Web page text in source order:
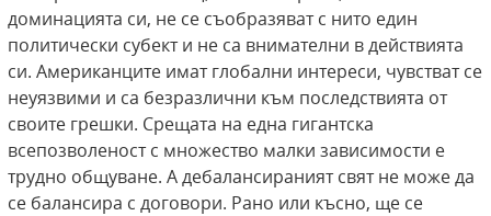
доминацията си, не се съобразяват с нито един
политически субект и не са внимателни в действията
си. Американците имат глобални интереси, чувстват се
неуязвими и са безразлични към последствията от
своите грешки. Срещата на една гигантска
всепозволеност с множество малки зависимости е
трудно общуване. А дебалансираният свят не може да
се балансира с договори. Рано или късно, ще се